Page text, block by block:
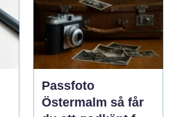
Passfoto
Östermalm så får